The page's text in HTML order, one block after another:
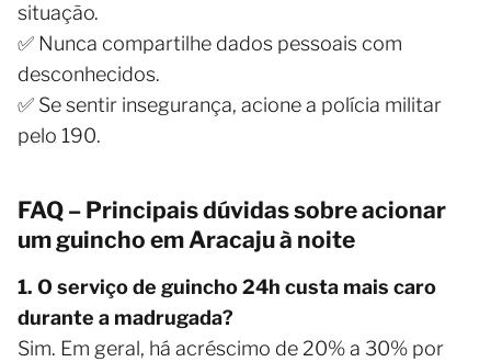
situação.
✅ Nunca compartilhe dados pessoais com
desconhecidos.
✅ Se sentir insegurança, acione a polícia militar
pelo 190.
FAQ – Principais dúvidas sobre acionar
um guincho em Aracaju à noite
1. O serviço de guincho 24h custa mais caro
durante a madrugada?
Sim. Em geral, há acréscimo de 20% a 30% por